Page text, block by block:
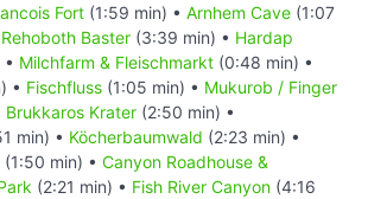
Fort (1:59 min) • Arnhem Cave (1:07
Baster (3:39 min) • Hardap
Milchfarm & Fleischmarkt (0:48 min) •
• Fischfluss (1:05 min) • Mukurob / Finger
Brukkaros Krater (2:50 min) •
min) • Köcherbaumwald (2:23 min) •
(1:50 min) • Canyon Roadhouse &
(2:21 min) • Fish River Canyon (4:16